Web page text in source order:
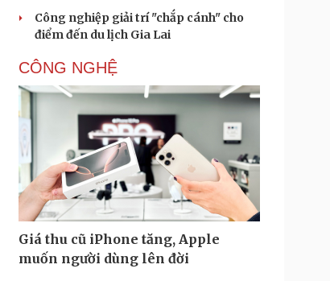
Công nghiệp giải trí "chắp cánh" cho
điểm đến du lịch Gia Lai
CÔNG NGHỆ
Giá thu cũ iPhone tăng, Apple
muốn người dùng lên đời